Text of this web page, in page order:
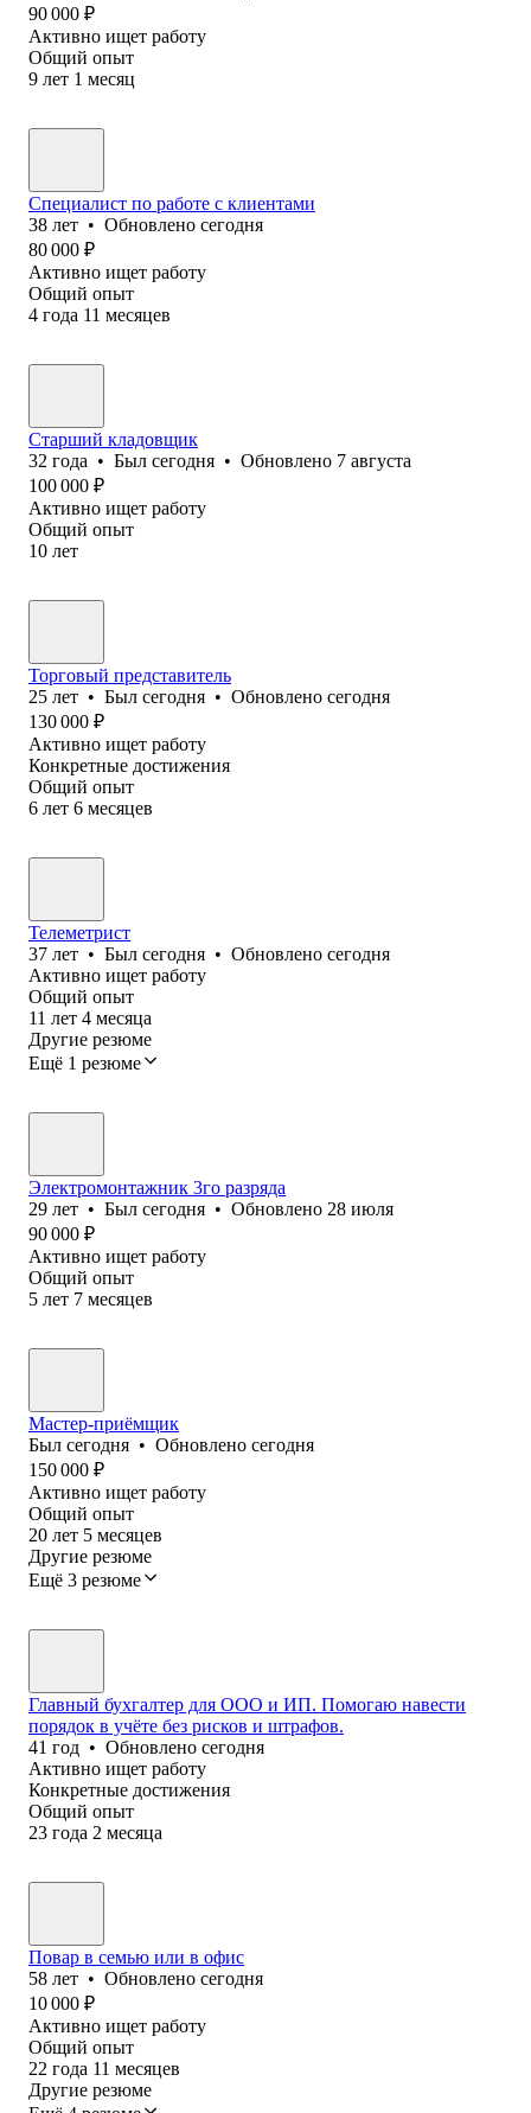
90 000 ₽
Активно ищет работу
Общий опыт
9 лет 1 месяц
Специалист по работе с клиентами
38 лет • Обновлено сегодня
80 000 ₽
Активно ищет работу
Общий опыт
4 года 11 месяцев
Старший кладовщик
32 года • Был сегодня • Обновлено 7 августа
100 000 ₽
Активно ищет работу
Общий опыт
10 лет
Торговый представитель
25 лет • Был сегодня • Обновлено сегодня
130 000 ₽
Активно ищет работу
Конкретные достижения
Общий опыт
6 лет 6 месяцев
Телеметрист
37 лет • Был сегодня • Обновлено сегодня
Активно ищет работу
Общий опыт
11 лет 4 месяца
Другие резюме
Ещё 1 резюме
Электромонтажник 3го разряда
29 лет • Был сегодня • Обновлено 28 июля
90 000 ₽
Активно ищет работу
Общий опыт
5 лет 7 месяцев
Мастер-приёмщик
Был сегодня • Обновлено сегодня
150 000 ₽
Активно ищет работу
Общий опыт
20 лет 5 месяцев
Другие резюме
Ещё 3 резюме
Главный бухгалтер для ООО и ИП. Помогаю навести
порядок в учёте без рисков и штрафов.
41 год • Обновлено сегодня
Активно ищет работу
Конкретные достижения
Общий опыт
23 года 2 месяца
Повар в семью или в офис
58 лет • Обновлено сегодня
10 000 ₽
Активно ищет работу
Общий опыт
22 года 11 месяцев
Другие резюме